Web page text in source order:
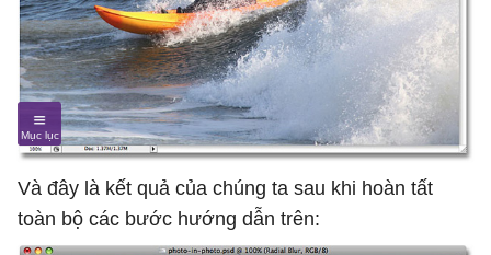
Và đây là kết quả của chúng ta sau khi hoàn tất
toàn bộ các bước hướng dẫn trên: